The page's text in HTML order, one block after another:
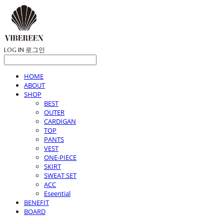
LOG IN 로그인
HOME
ABOUT
SHOP
BEST
OUTER
CARDIGAN
TOP
PANTS
VEST
ONE-PIECE
SKIRT
SWEAT SET
ACC
Eseential
BENEFIT
BOARD